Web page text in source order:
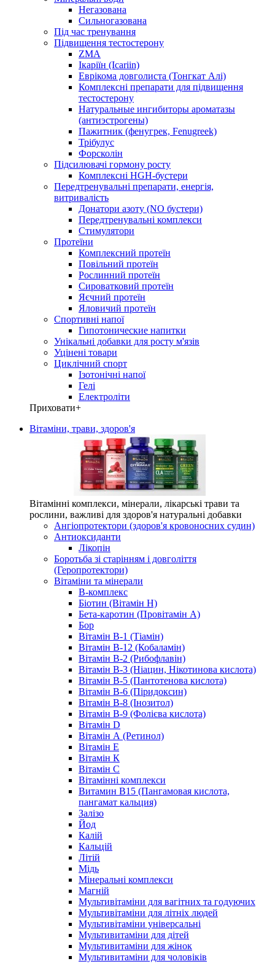
Негазована
Сильногазована
Під час тренування
Підвищення тестостерону
ZMA
Ікаріїн (Icariin)
Еврікома довголиста (Тонгкат Алі)
Комплексні препарати для підвищення
тестостерону
Натуральные ингибиторы ароматазы
(антиэстрогены)
Пажитник (фенугрек, Fenugreek)
Трібулус
Форсколін
Підсилювачі гормону росту
Комплексні HGH-бустери
Передтренувальні препарати, енергія,
витривалість
Донатори азоту (NO бустери)
Передтренувальні комплекси
Стимулятори
Протеїни
Комплексний протеїн
Повільний протеїн
Рослинний протеїн
Сироватковий протеїн
Яєчний протеїн
Яловичий протеїн
Спортивні напої
Гипотонические напитки
Унікальні добавки для росту м'язів
Уцінені товари
Циклічний спорт
Ізотонічні напої
Гелі
Електроліти
Приховати+
Вітаміни, трави, здоров'я
Вітамінні комплекси, мінерали, лікарські трави та
рослини, важливі для здоров'я натуральні добавки
Ангіопротектори (здоров'я кровоносних судин)
Антиоксиданти
Лікопін
Боротьба зі старінням і довголіття
(Геропротектори)
Вітаміни та мінерали
B-комплекс
Біотин (Вітамін H)
Бета-каротин (Провітамін А)
Бор
Вітамін B-1 (Тіамін)
Вітамін B-12 (Кобаламін)
Вітамін B-2 (Рибофлавін)
Вітамін B-3 (Ніацин, Нікотинова кислота)
Вітамін B-5 (Пантотенова кислота)
Вітамін B-6 (Піридоксин)
Вітамін B-8 (Інозитол)
Вітамін B-9 (Фолієва кислота)
Вітамін D
Вітамін А (Ретинол)
Вітамін Е
Вітамін К
Вітамін С
Вітамінні комплекси
Витамин B15 (Пангамовая кислота,
пангамат кальция)
Залізо
Йод
Калій
Кальцій
Літій
Мідь
Мінеральні комплекси
Магній
Мультивітаміни для вагітних та годуючих
Мультивітаміни для літніх людей
Мультивітаміни універсальні
Мультивитаміни для дітей
Мультивитаміни для жінок
Мультивитаміни для чоловіків